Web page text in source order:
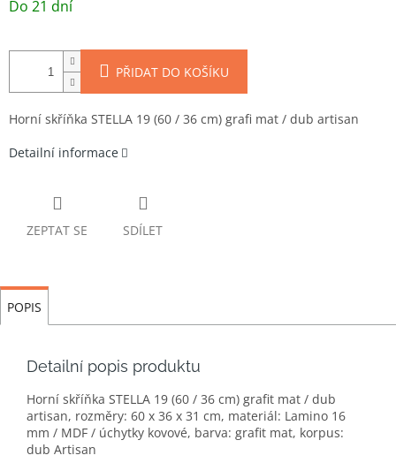
cena:
Do 21 dní
PŘIDAT DO KOŠÍKU
Horní skříňka STELLA 19 (60 / 36 cm) grafi mat / dub artisan
Detailní informace
ZEPTAT SE SDÍLET
POPIS
Detailní popis produktu
Horní skříňka STELLA 19 (60 / 36 cm) grafit mat / dub
artisan, rozměry: 60 x 36 x 31 cm, materiál: Lamino 16
mm / MDF / úchytky kovové, barva: grafit mat, korpus:
dub Artisan